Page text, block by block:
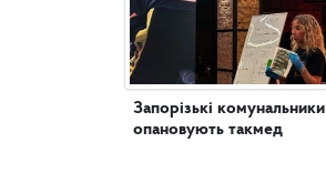
Запорізькі комунальники
опановують такмед